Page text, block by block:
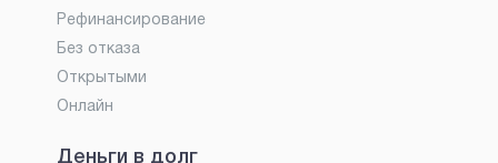
Рефинансирование
Без отказа
Открытыми
Онлайн
Деньги в долг